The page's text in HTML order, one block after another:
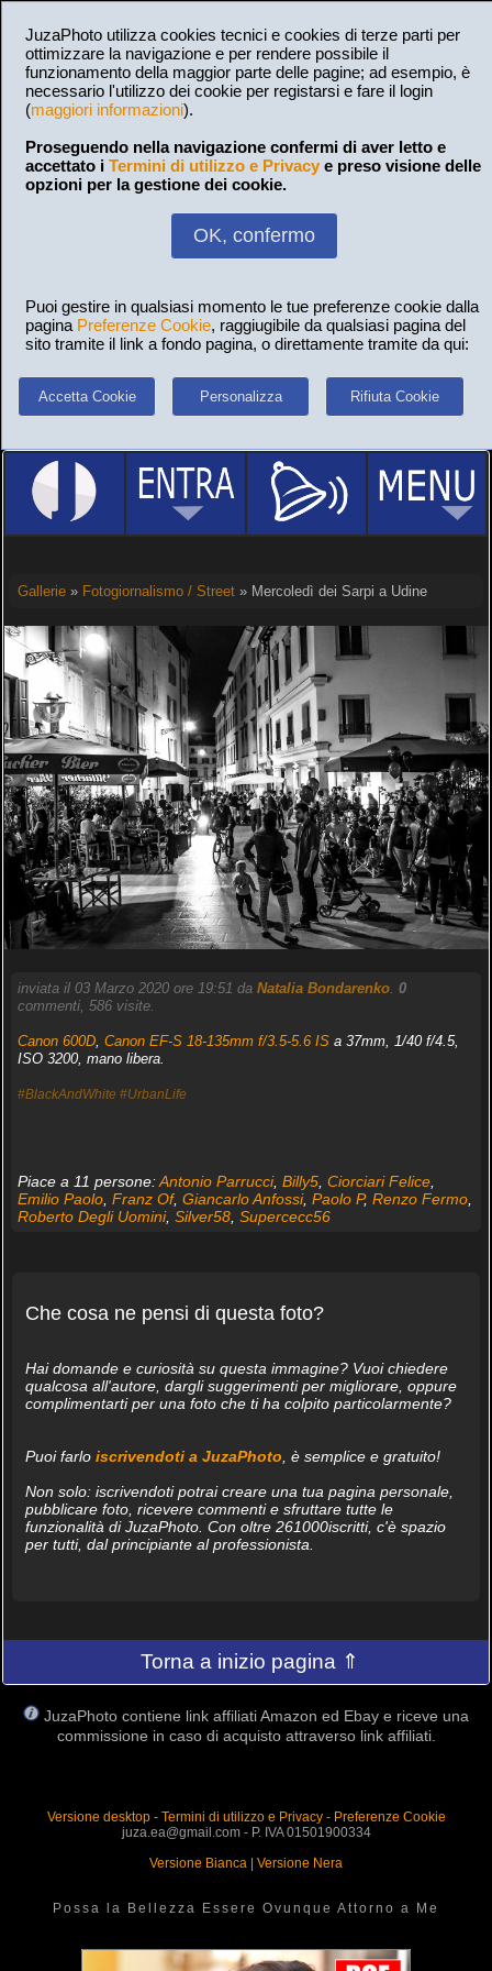
JuzaPhoto utilizza cookies tecnici e cookies di terze parti per
ottimizzare la navigazione e per rendere possibile il
funzionamento della maggior parte delle pagine; ad esempio, è
necessario l'utilizzo dei cookie per registarsi e fare il login
(maggiori informazioni).
Proseguendo nella navigazione confermi di aver letto e
accettato i Termini di utilizzo e Privacy e preso visione delle
opzioni per la gestione dei cookie.
OK, confermo
Puoi gestire in qualsiasi momento le tue preferenze cookie dalla
pagina Preferenze Cookie, raggiugibile da qualsiasi pagina del
sito tramite il link a fondo pagina, o direttamente tramite da qui:
Accetta Cookie Personalizza Rifiuta Cookie
Gallerie» Fotogiornalismo / Street» Mercoledì dei Sarpi a Udine
inviata il 03 Marzo 2020 ore 19:51 da Natalia Bondarenko. 0
commenti, 586 visite.
Canon 600D, Canon EF-S 18-135mm f/3.5-5.6 ISa 37mm, 1/40 f/4.5,
ISO 3200, mano libera.
#BlackAndWhite #UrbanLife
Piace a 11 persone:Antonio Parrucci, Billy5, Ciorciari Felice,
Emilio Paolo, Franz Of, Giancarlo Anfossi, Paolo P, Renzo Fermo,
Roberto Degli Uomini, Silver58, Supercecc56
Che cosa ne pensi di questa foto?
Hai domande e curiosità su questa immagine? Vuoi chiedere
qualcosa all'autore, dargli suggerimenti per migliorare, oppure
complimentarti per una foto che ti ha colpito particolarmente?
Puoi farlo iscrivendoti a JuzaPhoto , è semplice e gratuito!
Non solo: iscrivendoti potrai creare una tua pagina personale,
pubblicare foto, ricevere commenti e sfruttare tutte le
funzionalità di JuzaPhoto. Con oltre 261000iscritti, c'è spazio
per tutti, dal principiante al professionista.
Torna a inizio pagina ⇑
JuzaPhoto contiene link affiliati Amazon ed Ebay e riceve una
commissione in caso di acquisto attraverso link affiliati.
Versione desktop- Termini di utilizzo e Privacy- Preferenze Cookie
juza.ea@gmail.com - P. IVA 01501900334
Versione Bianca
Versione Nera
Possa la Bellezza Essere Ovunque Attorno a Me